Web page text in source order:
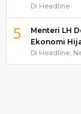
Di Headline
5
Menteri LH
Ekonomi
Di Headline,